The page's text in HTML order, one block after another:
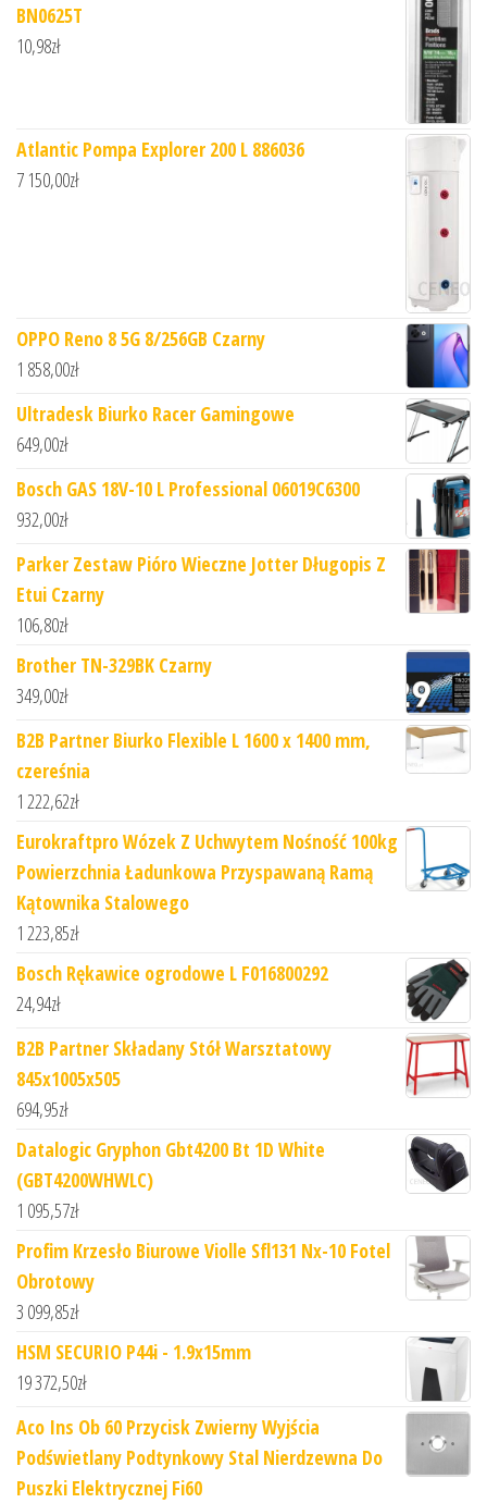
BN0625T
10,98zł
Atlantic Pompa Explorer 200 L 886036
7 150,00zł
OPPO Reno 8 5G 8/256GB Czarny
1 858,00zł
Ultradesk Biurko Racer Gamingowe
649,00zł
Bosch GAS 18V-10 L Professional 06019C6300
932,00zł
Parker Zestaw Pióro Wieczne Jotter Długopis Z
Etui Czarny
106,80zł
Brother TN-329BK Czarny
349,00zł
B2B Partner Biurko Flexible L 1600 x 1400 mm,
czereśnia
1 222,62zł
Eurokraftpro Wózek Z Uchwytem Nośność 100kg
Powierzchnia Ładunkowa Przyspawaną Ramą
Kątownika Stalowego
1 223,85zł
Bosch Rękawice ogrodowe L F016800292
24,94zł
B2B Partner Składany Stół Warsztatowy
845x1005x505
694,95zł
Datalogic Gryphon Gbt4200 Bt 1D White
(GBT4200WHWLC)
1 095,57zł
Profim Krzesło Biurowe Violle Sfl131 Nx-10 Fotel
Obrotowy
3 099,85zł
HSM SECURIO P44i - 1.9x15mm
19 372,50zł
Aco Ins Ob 60 Przycisk Zwierny Wyjścia
Podświetlany Podtynkowy Stal Nierdzewna Do
Puszki Elektrycznej Fi60